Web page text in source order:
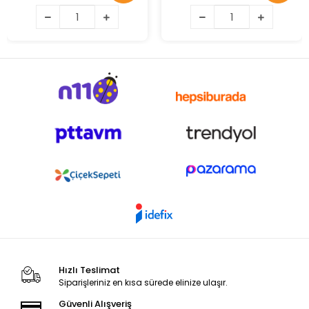
Hızlı Teslimat
Siparişleriniz en kısa sürede elinize ulaşır.
Güvenli Alışveriş